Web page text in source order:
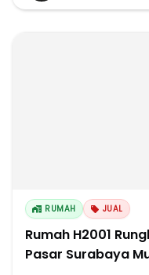
RUMAH JUAL
Rumah H2001
Pasar Surabaya